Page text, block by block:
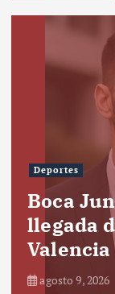
Deportes
Boca
llegada
Valencia
agosto 9, 2026